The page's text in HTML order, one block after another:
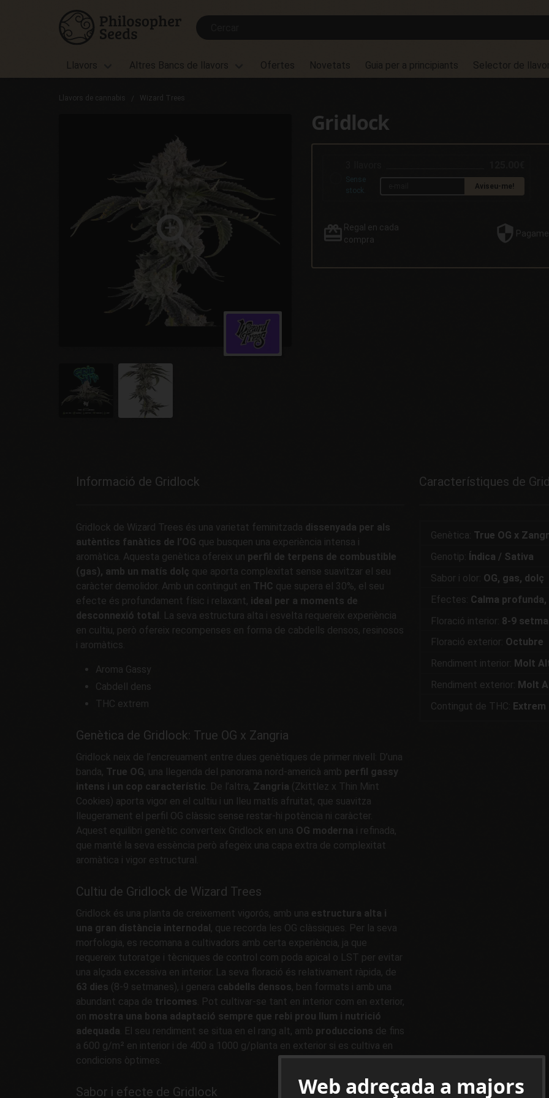
Llavors Altres Bancs de llavors Ofertes Novetats Guia per a principiants Selector de
Llavors de cannabis Wizard Trees
Gridlock
Sense
stock.
Aviseu-me!
Regal en cada
compra
Informació de Gridlock
Gridlock de Wizard Trees és una varietat feminitzada dissenyada per als
autèntics fanàtics de l’OG que busquen una experiència intensa i
aromàtica. Aquesta genètica ofereix un perfil de terpens de combustible
(gas), amb un matís dolç que aporta complexitat sense suavitzar el seu
caràcter demolidor. Amb un contingut en THC que supera el 30%, el seu
efecte és profundament físic i relaxant, ideal per a moments de
desconnexió total. La seva estructura alta i esvelta requereix experiència
en cultiu, però ofereix recompenses en forma de cabdells densos, resinosos
i aromàtics.
Aroma Gassy
Cabdell dens
THC extrem
Genètica de Gridlock: True OG x Zangria
Gridlock neix de l’encreuament entre dues genètiques de primer nivell: D’una
banda, True OG, una llegenda del panorama nord-americà amb perfil gassy
intens i un cop característic. De l’altra, Zangria (Zkittlez x Thin Mint
Cookies) aporta vigor en el cultiu i un lleu matís afruitat, que suavitza
lleugerament el perfil OG clàssic sense restar-hi potència ni caràcter.
Aquest equilibri genètic converteix Gridlock en una OG moderna i refinada,
que manté la seva essència però afegeix una capa extra de complexitat
aromàtica i vigor estructural.
Cultiu de Gridlock de Wizard Trees
Gridlock és una planta de creixement vigorós, amb una estructura alta i
una gran distància internodal , que recorda les OG clàssiques. Per la seva
morfologia, es recomana a cultivadors amb certa experiència, ja que
requereix tutoratge i tècniques de control com poda apical o LST per evitar
una alçada excessiva en interior. La seva floració és relativament ràpida, de
63 dies (8-9 setmanes), i genera cabdells densos, ben formats i amb una
abundant capa de tricomes. Pot cultivar-se tant en interior com en exterior,
on mostra una bona adaptació sempre que rebi prou llum i nutrició
adequada. El seu rendiment se situa en el rang alt, amb produccions de fins
a 600 g/m² en interior i de 400 a 1000 g/planta en exterior si es cultiva en
condicions òptimes.
Sabor i efecte de Gridlock
Característiques de
Genètica: True OG x
Genotip: Índica / Sativa
Sabor i olor: OG, gas, dolç
Efectes: Calma
Floració interior: 8-9
Floració exterior: Octubre
Rendiment interior: Molt
Rendiment exterior: Molt
Contingut de THC: Extrem
Web adreçada a majors